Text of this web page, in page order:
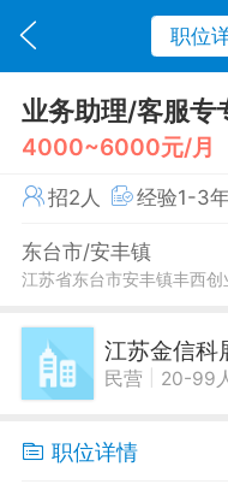
职位
业务助理/客服专
4000~6000元/月
招2人 经验1-3
东台市/安丰镇
江苏省东台市安丰镇丰西创
江苏金信科
民营 20-99
职位详情